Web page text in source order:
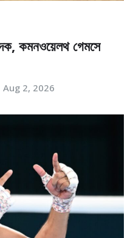
কমনওয়েলথ গেমসে
Aug 2, 2026